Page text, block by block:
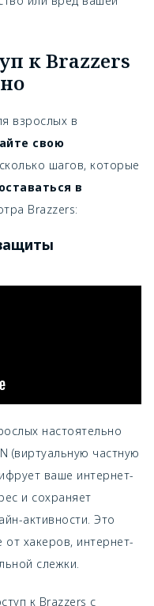
к Brazzers
взрослых в
свою
шагов, которые
оставаться в
Brazzers:
настоятельно
(виртуальную частную
ваше интернет-
и сохраняет
активности. Это
хакеров, интернет-
слежки.
к Brazzers с